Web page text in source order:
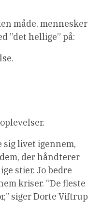
måde, mennesker
”det hellige” på:
livet igennem,
der håndterer
stier. Jo bedre
kriser. ”De fleste
siger Dorte Viftrup